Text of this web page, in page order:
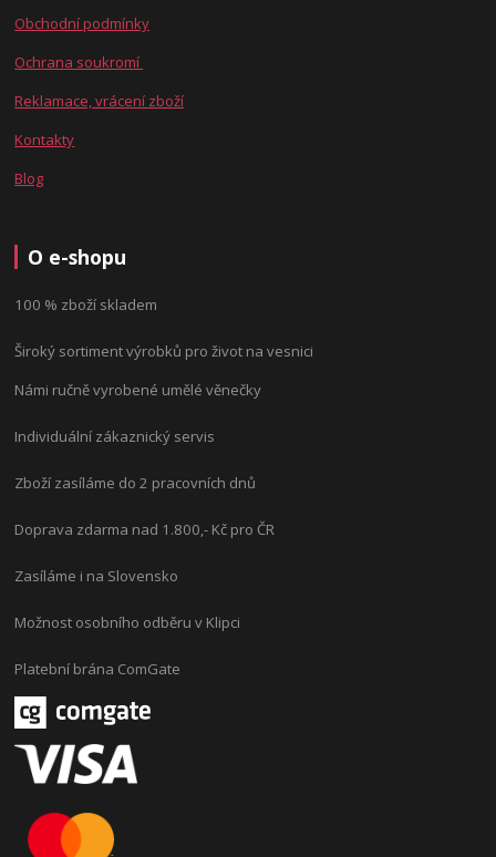
Obchodní podmínky
Ochrana soukromí
Reklamace, vrácení zboží
Kontakty
Blog
O e-shopu
100 % zboží skladem
Široký sortiment výrobků pro život na vesnici
Námi ručně vyrobené umělé věnečky
Individuální zákaznický servis
Zboží zasíláme do 2 pracovních dnů
Doprava zdarma nad 1.800,- Kč pro ČR
Zasíláme i na Slovensko
Možnost osobního odběru v Klipci
Platební brána ComGate